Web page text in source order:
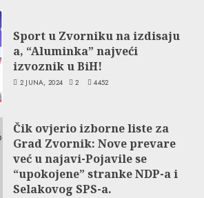
Sport u Zvorniku na izdisaju
a, “Aluminka” najveći
izvoznik u BiH!
2 JUNA, 2024 2 4452
Čik ovjerio izborne liste za
Grad Zvornik: Nove prevare
već u najavi-Pojavile se
“upokojene” stranke NDP-a i
Selakovog SPS-a.